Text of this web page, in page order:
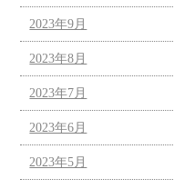
2023年9月
2023年8月
2023年7月
2023年6月
2023年5月